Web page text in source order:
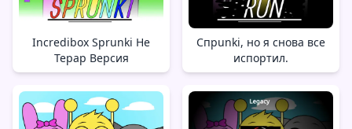
Incredibox Sprunki Не
Терар Версия
Спрunki, но я снова все
испортил.